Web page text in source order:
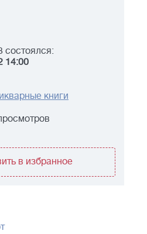
состоялся:
14:00
книги
в избранное